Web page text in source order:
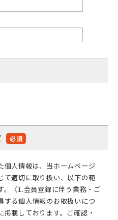
必須
個人情報は、当ホームページ
て適切に取り扱い、以下の範
。〈1.会員登録に伴う業務・ご
する個人情報のお取扱いにつ
載しております。ご確認・